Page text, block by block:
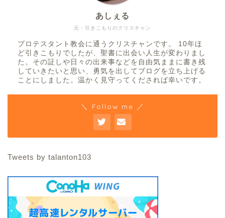
元・引きこもりのクリスチャン
あしぇる
プロテスタント教会に通うクリスチャンです。 10年ほ
ど引きこもりでしたが、聖書に出会い人生が変わりまし
た。その証しや日々の出来事などを自由気ままに書き残
していきたいと思い、勇気を出してブログを立ち上げる
ことにしました。温かく見守ってくだされば幸いです。
＼ Follow me ／
Tweets by talanton103